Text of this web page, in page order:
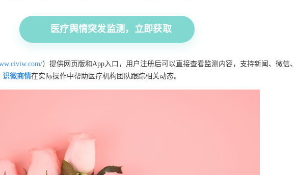
医疗舆情突发监测，立即获取
）提供网页版和App入口，用户注册后可以直接查看监测内容，支持新闻、微信、
识微商情在实际操作中帮助医疗机构团队跟踪相关动态。